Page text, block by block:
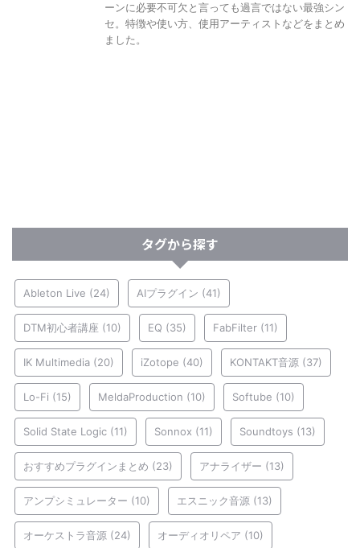
ーンに必要不可欠と言っても過言ではない最強シン
セ。特徴や使い方、使用アーティストなどをまとめ
ました。
タグから探す
Ableton Live (24) AIプラグイン (41)
DTM初心者講座 (10) EQ (35) FabFilter (11)
IK Multimedia (20) iZotope (40) KONTAKT音源 (37)
Lo-Fi (15) MeldaProduction (10) Softube (10)
Solid State Logic (11) Sonnox (11) Soundtoys (13)
おすすめプラグインまとめ (23) アナライザー (13)
アンプシミュレーター (10) エスニック音源 (13)
オーケストラ音源 (24) オーディオリペア (10)